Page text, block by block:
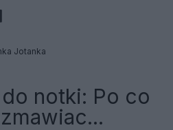
Jotanka
notki: Po co